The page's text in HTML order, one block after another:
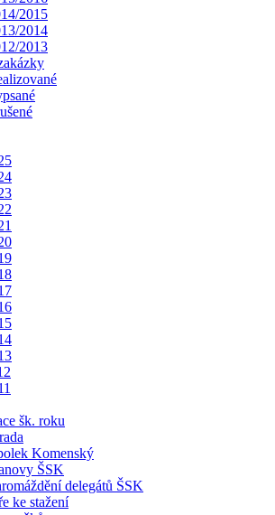
2015
2014
2013
šk. roku
Komenský
ŠSK
delegátů ŠSK
ke stažení